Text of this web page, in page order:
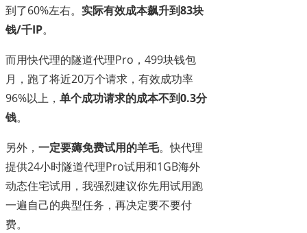
到了60%左右。 实际有效成本飙升到83块
钱/千IP。
而用快代理的隧道代理Pro，499块钱包
月，跑了将近20万个请求，有效成功率
96%以上， 单个成功请求的成本不到0.3分
钱。
另外， 一定要薅免费试用的羊毛。快代理
提供24小时隧道代理Pro试用和1GB海外
动态住宅试用，我强烈建议你先用试用跑
一遍自己的典型任务，再决定要不要付
费。